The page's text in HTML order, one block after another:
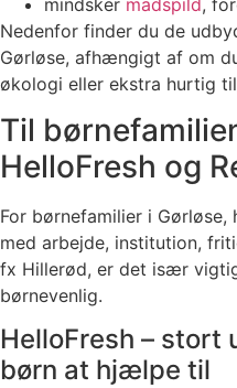
Nedenfor finder du de
Gørløse, afhængigt af om
økologi eller ekstra hurtig
Til
HelloFresh og
For børnefamilier i
med arbejde, institution,
fx Hillerød, er det især
børnevenlig.
HelloFresh – stort
børn at hjælpe til